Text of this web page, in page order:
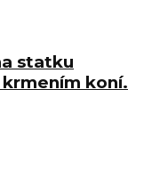
statku
koní.